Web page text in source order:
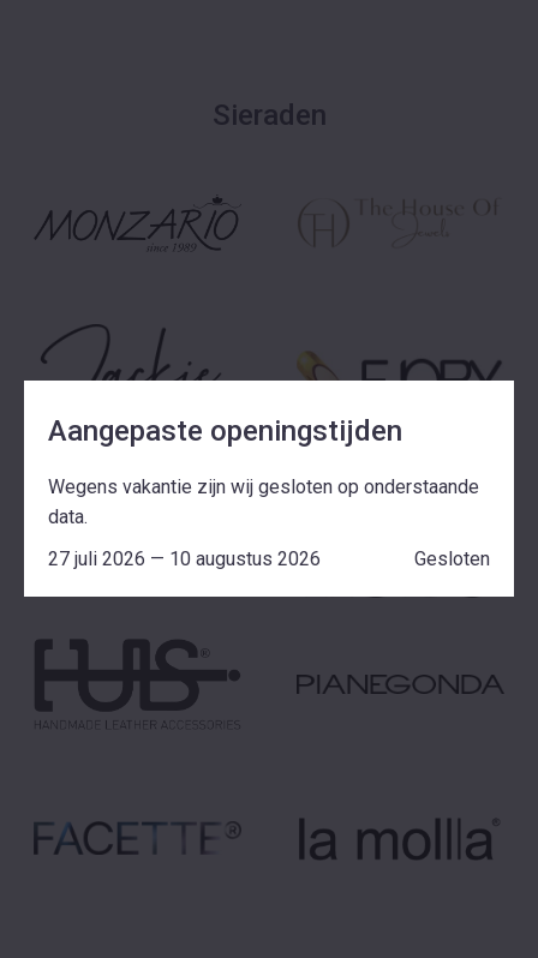
Sieraden
Aangepaste openingstijden
Wegens vakantie zijn wij gesloten op onderstaande
data.
27 juli 2026 — 10 augustus 2026
Gesloten